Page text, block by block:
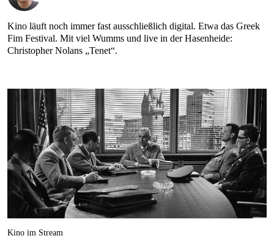
Kino läuft noch immer fast ausschließlich digital. Etwa das Greek
Fim Festival. Mit viel Wumms und live in der Hasenheide:
Christopher Nolans „Tenet“.
Kino im Stream